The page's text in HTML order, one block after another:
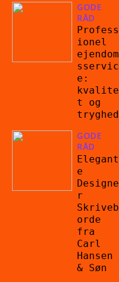
GODE
RÅD
Profess
ionel
ejendom
sservic
e:
kvalite
t og
tryghed
GODE
RÅD
Elegant
e
Designe
r
Skriveb
orde
fra
Carl
Hansen
& Søn